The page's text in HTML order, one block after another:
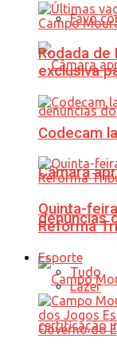
Favo
Câmara
denúncias
Rodada de
exclusiva
Codecam
Quinta-
Reforma
Esporte
Tudo
Lazer